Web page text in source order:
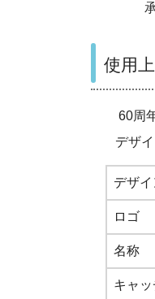
承認
使用
60周
デザイ
デザ
ロゴ
名称
キャ